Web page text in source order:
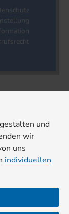
und
wir
uns
individuellen